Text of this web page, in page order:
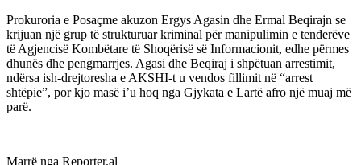
Prokuroria e Posaçme akuzon Ergys Agasin dhe Ermal Beqirajn se
krijuan një grup të strukturuar kriminal për manipulimin e tenderëve
të Agjencisë Kombëtare të Shoqërisë së Informacionit, edhe përmes
dhunës dhe pengmarrjes. Agasi dhe Beqiraj i shpëtuan arrestimit,
ndërsa ish-drejtoresha e AKSHI-t u vendos fillimit në “arrest
shtëpie”, por kjo masë i’u hoq nga Gjykata e Lartë afro një muaj më
parë.
Marrë nga Reporter.al